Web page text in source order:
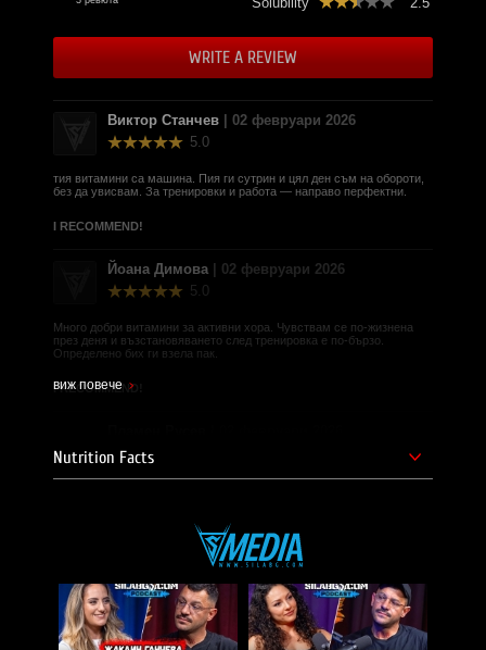
Product supplier - E Foods Ltd.
Brand Website -https://www.everbuildnutrition.com/
WRITE A REVIEW
Виктор Станчев
| 02 февруари 2026
5.0
тия витамини са машина. Пия ги сутрин и цял ден съм на обороти,
без да увисвам. За тренировки и работа — направо перфектни.
I RECOMMEND!
Йоана Димова
| 02 февруари 2026
5.0
Много добри витамини за активни хора. Чувствам се по-жизнена
през деня и възстановяването след тренировка е по-бързо.
Определено бих ги взела пак.
I RECOMMEND!
виж повече
Nutrition Facts